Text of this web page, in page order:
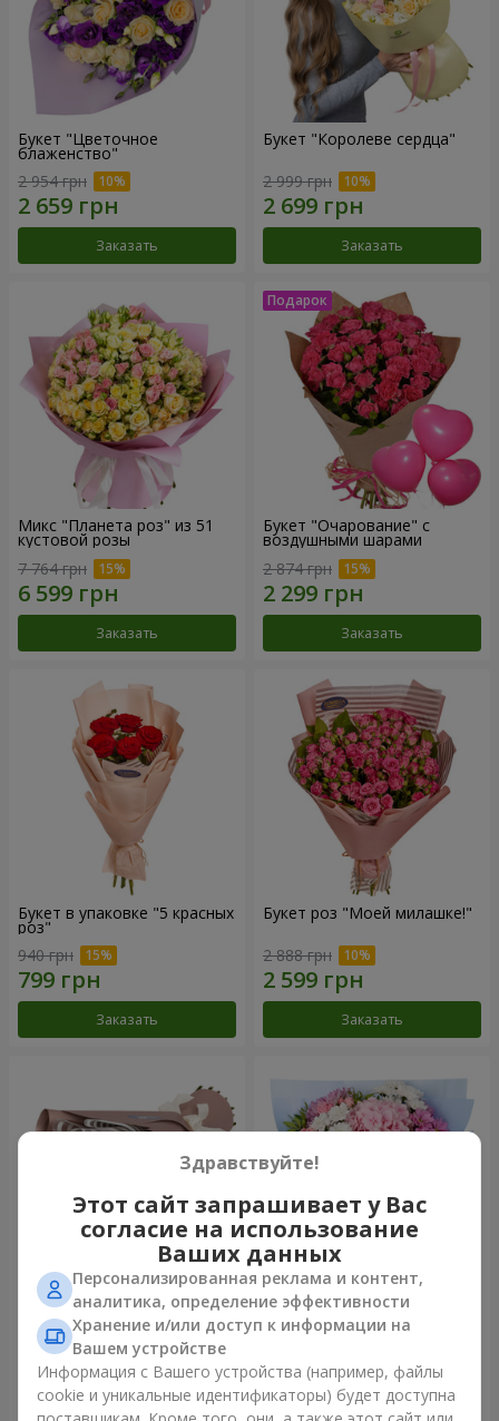
Букет "Цветочное
блаженство"
2 954 грн
Заказать
Букет "Королеве сердца"
2 999 грн
Заказать
Микс "Планета роз" из 51
кустовой розы
7 764 грн
Заказать
Букет "Очарование" с
воздушными шарами
2 874 грн
Заказать
Букет в упаковке "5 красных
роз"
940 грн
Заказать
Букет роз "Моей милашке!"
2 888 грн
Заказать
Букет "7 розовых роз!"
1 124 грн
Заказать
Романтический букет
"Небеса"
Заказать
Здравствуйте!
Этот сайт запрашивает у Вас
согласие на использование
Ваших данных
Персонализированная реклама и контент,
аналитика, определение эффективности
Хранение и/или доступ к информации на
Вашем устройстве
Информация с Вашего устройства (например, файлы
cookie и уникальные идентификаторы) будет доступна